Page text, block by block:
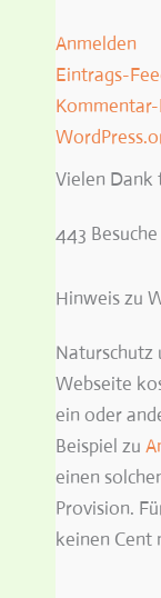
Anmelden
Eintrags-
Kommentar-
Vielen Dank
443 Besuche
Hinweis zu
Naturschutz
Webseite
ein oder
Beispiel zu
einen
Provision.
keinen Cent